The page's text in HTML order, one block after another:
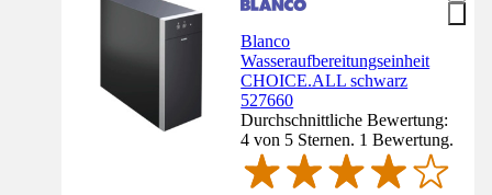
Blanco
Wasseraufbereitungseinheit
CHOICE.ALL schwarz
527660
Durchschnittliche Bewertung:
4 von 5 Sternen. 1 Bewertung.